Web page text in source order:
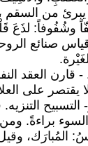
لذَعَ
صنائع
السوء
المُبارَك،